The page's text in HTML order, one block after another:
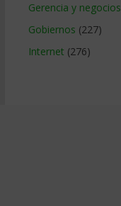
Gerencia y negocios
Gobiernos (227)
Internet (276)